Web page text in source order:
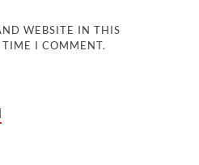
WEBSITE IN THIS
TIME I COMMENT.